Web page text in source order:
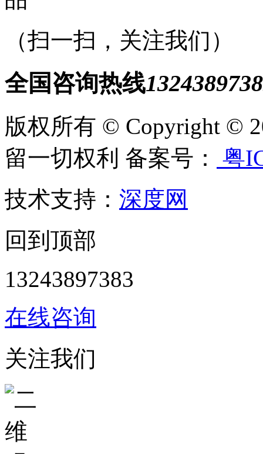
（扫一扫，关注我们）
全国咨询热线
版权所有 © Copyright ©
留一切权利 备案号：
粤
技术支持： 深度网
回到顶部
13243897383
在线咨询
关注我们